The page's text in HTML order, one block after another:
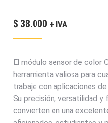
$ 38.000 + IVA
El módulo sensor de color
herramienta valiosa para
trabaje con aplicaciones
Su precisión, versatilidad y
convierten en una